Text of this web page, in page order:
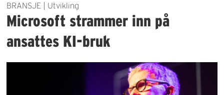
BRANSJE | Utvikling
Microsoft strammer inn på
ansattes KI-bruk